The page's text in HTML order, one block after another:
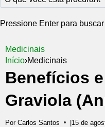
principal
Pressione Enter para
Medicinais
Início›Medicinais
Benefícios
Graviola
Por Carlos Santos |15 de